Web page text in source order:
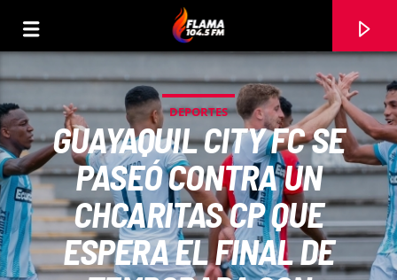
DEPORTES
GUAYAQUIL CITY FC SE
PASEÓ CONTRA UN
CHCARITAS CP QUE
ESPERA EL FINAL DE